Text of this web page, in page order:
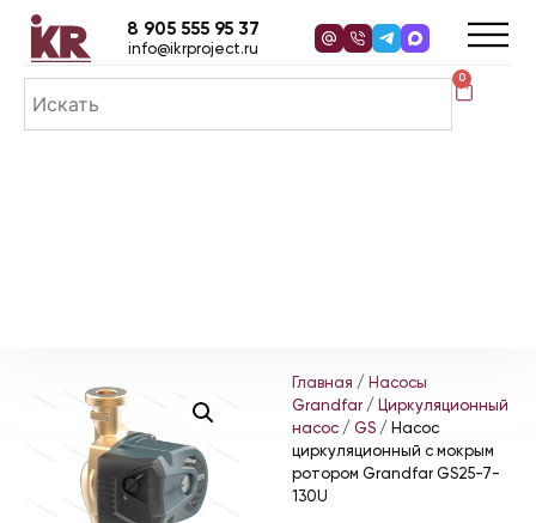
0
8 905 555 95 37
info@ikrproject.ru
Главная / Насосы
Grandfar / Циркуляционный
насос / GS / Насос
циркуляционный с мокрым
ротором Grandfar GS25-7-
130U